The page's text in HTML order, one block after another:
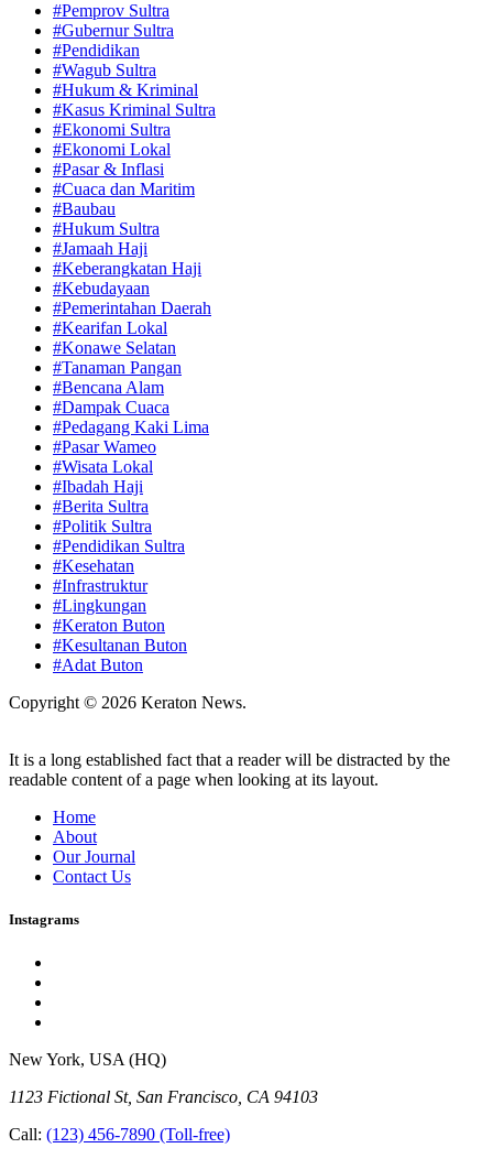
#Pemprov Sultra
#Gubernur Sultra
#Pendidikan
#Wagub Sultra
#Hukum & Kriminal
#Kasus Kriminal Sultra
#Ekonomi Sultra
#Ekonomi Lokal
#Pasar & Inflasi
#Cuaca dan Maritim
#Baubau
#Hukum Sultra
#Jamaah Haji
#Keberangkatan Haji
#Kebudayaan
#Pemerintahan Daerah
#Kearifan Lokal
#Konawe Selatan
#Tanaman Pangan
#Bencana Alam
#Dampak Cuaca
#Pedagang Kaki Lima
#Pasar Wameo
#Wisata Lokal
#Ibadah Haji
#Berita Sultra
#Politik Sultra
#Pendidikan Sultra
#Kesehatan
#Infrastruktur
#Lingkungan
#Keraton Buton
#Kesultanan Buton
#Adat Buton
Copyright © 2026 Keraton News.
It is a long established fact that a reader will be distracted by the
readable content of a page when looking at its layout.
Home
About
Our Journal
Contact Us
Instagrams
New York, USA (HQ)
1123 Fictional St, San Francisco, CA 94103
Call: (123) 456-7890 (Toll-free)